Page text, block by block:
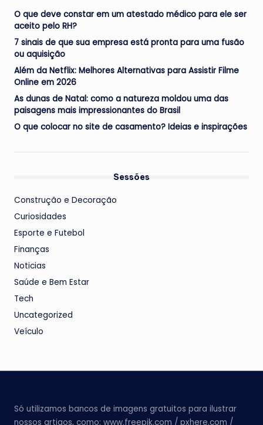
O que deve constar em um atestado médico para ele ser
aceito pelo RH?
7 sinais de que sua empresa está pronta para uma fusão
ou aquisição
Além da Netflix: Melhores Alternativas para Assistir Filme
Online em 2026
As dunas de Natal: como a natureza moldou uma das
paisagens mais impressionantes do Brasil
O que colocar no site de casamento? Ideias e inspirações
Sessões
Construção e Decoração
Curiosidades
Esporte e Futebol
Finanças
Noticias
Saúde e Bem Estar
Tech
Uncategorized
Veículo
Só utilizamos bancos de imagens gratuitos para ilustrar
nossos artigos, como: www.freepik.com / pxhere.com /